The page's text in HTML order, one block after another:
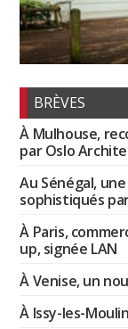
BRÈVES
À Mulhouse,
par Oslo
Au Sénégal,
sophistiqués
À Paris,
up, signée LAN
À Venise, un
À Issy-les-